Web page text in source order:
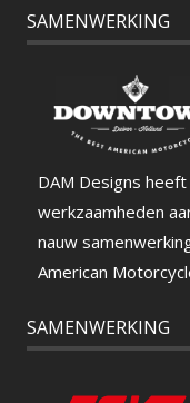
SAMENWERKING
DAM Designs
werkzaamheden
nauw
American
SAMENWERKING